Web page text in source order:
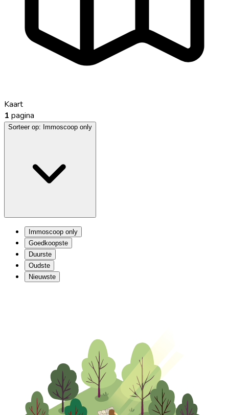
Kaart
1 pagina
Sorteer op: Immoscoop only
Immoscoop only
Goedkoopste
Duurste
Oudste
Nieuwste